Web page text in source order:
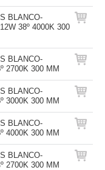
BLANCO-
38º 4000K 300
BLANCO-
2700K 300 MM
BLANCO-
3000K 300 MM
BLANCO-
4000K 300 MM
BLANCO-
2700K 300 MM